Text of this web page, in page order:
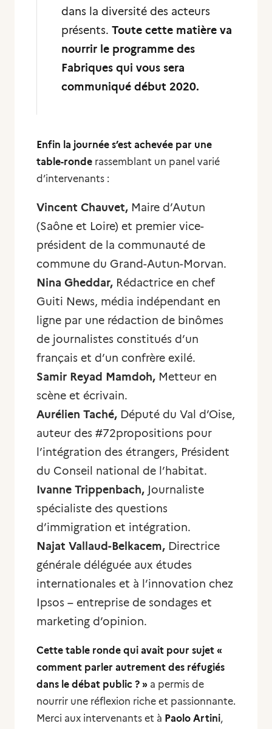
dans la diversité des acteurs
présents. Toute cette matière va
nourrir le programme des
Fabriques qui vous sera
communiqué début 2020.
Enfin la journée s’est achevée par une
table-ronde rassemblant un panel varié
d’intervenants :
Vincent Chauvet, Maire d’Autun
(Saône et Loire) et premier vice-
président de la communauté de
commune du Grand-Autun-Morvan.
Nina Gheddar, Rédactrice en chef
Guiti News, média indépendant en
ligne par une rédaction de binômes
de journalistes constitués d’un
français et d’un confrère exilé.
Samir Reyad Mamdoh, Metteur en
scène et écrivain.
Aurélien Taché, Député du Val d’Oise,
auteur des #72propositions pour
l’intégration des étrangers, Président
du Conseil national de l’habitat.
Ivanne Trippenbach, Journaliste
spécialiste des questions
d’immigration et intégration.
Najat Vallaud-Belkacem, Directrice
générale déléguée aux études
internationales et à l’innovation chez
Ipsos – entreprise de sondages et
marketing d’opinion.
Cette table ronde qui avait pour sujet «
comment parler autrement des réfugiés
dans le débat public ? » a permis de
nourrir une réflexion riche et passionnante.
Merci aux intervenants et à Paolo Artini,